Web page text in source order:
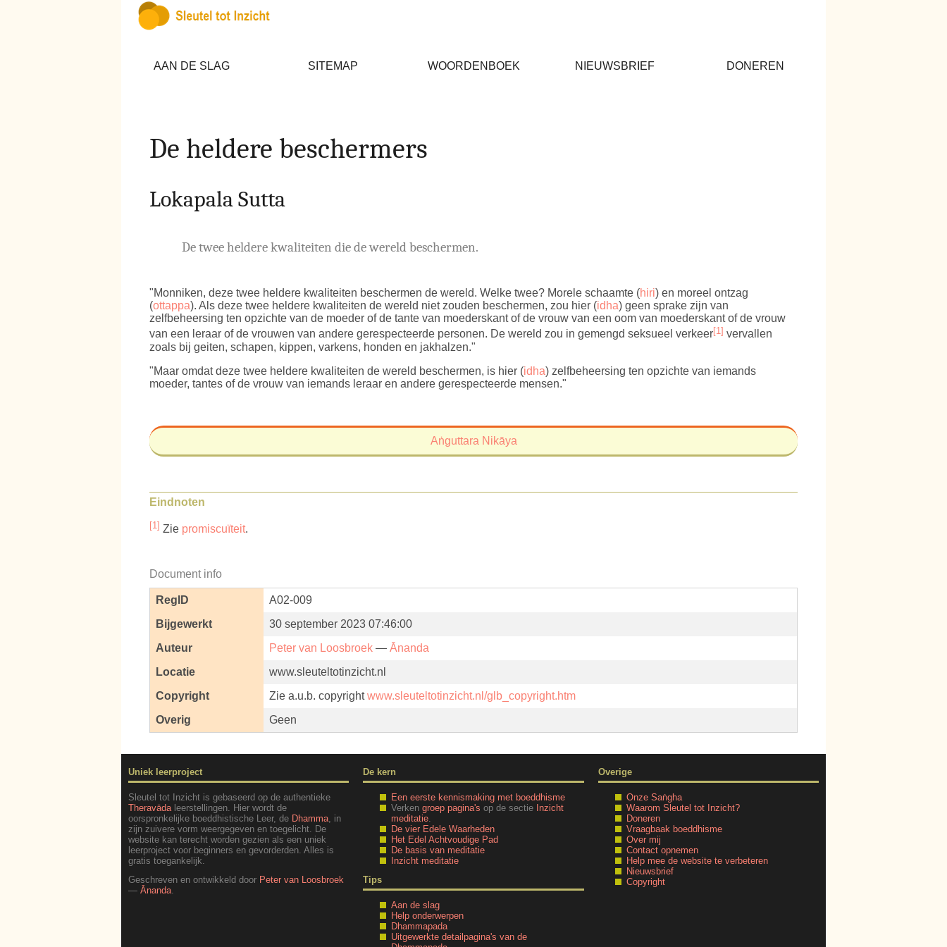
AAN DE SLAG SITEMAP WOORDENBOEK NIEUWSBRIEF DONEREN
De heldere beschermers
Lokapala Sutta
De twee heldere kwaliteiten die de wereld beschermen.
"Monniken, deze twee heldere kwaliteiten beschermen de wereld. Welke twee? Morele schaamte (hiri) en moreel ontzag
(ottappa). Als deze twee heldere kwaliteiten de wereld niet zouden beschermen, zou hier (idha) geen sprake zijn van
zelfbeheersing ten opzichte van de moeder of de tante van moederskant of de vrouw van een oom van moederskant of de vrouw
van een leraar of de vrouwen van andere gerespecteerde personen. De wereld zou in gemengd seksueel verkeer[1] vervallen
zoals bij geiten, schapen, kippen, varkens, honden en jakhalzen."
"Maar omdat deze twee heldere kwaliteiten de wereld beschermen, is hier (idha) zelfbeheersing ten opzichte van iemands
moeder, tantes of de vrouw van iemands leraar en andere gerespecteerde mensen."
Aṅguttara Nikāya
Eindnoten
[1] Zie promiscuïteit.
Document info
RegID
A02-009
Bijgewerkt
30 september 2023 07:46:00
Auteur
Peter van Loosbroek — Ānanda
Locatie
www.sleuteltotinzicht.nl
Copyright
Zie a.u.b. copyrightwww.sleuteltotinzicht.nl/glb_copyright.htm
Overig
Geen
Uniek leerproject
Sleutel tot Inzicht is gebaseerd op de authentieke
Theravāda leerstellingen. Hier wordt de
oorspronkelijke boeddhistische Leer, de Dhamma , in
zijn zuivere vorm weergegeven en toegelicht. De
website kan terecht worden gezien als een uniek
leerproject voor beginners en gevorderden. Alles is
gratis toegankelijk.
Geschreven en ontwikkeld door Peter van Loosbroek
— Ānanda.
De kern
Een eerste kennismaking met boeddhisme
Verkengroep pagina's op de sectie Inzicht
meditatie
De vier Edele Waarheden
Het Edel Achtvoudige Pad
De basis van meditatie
Inzicht meditatie
Tips
Aan de slag
Help onderwerpen
Dhammapada
Uitgewerkte detailpagina's van de
Overige
Onze Saṅgha
Waarom Sleutel tot Inzicht?
Doneren
Vraagbaak boeddhisme
Over mij
Contact opnemen
Help mee de website te verbeteren
Nieuwsbrief
Copyright